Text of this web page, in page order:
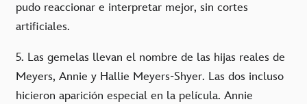
pudo reaccionar e interpretar mejor, sin cortes
artificiales.
5. Las gemelas llevan el nombre de las hijas reales de
Meyers, Annie y Hallie Meyers-Shyer. Las dos incluso
hicieron aparición especial en la película. Annie